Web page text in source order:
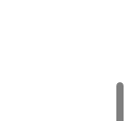
#021529